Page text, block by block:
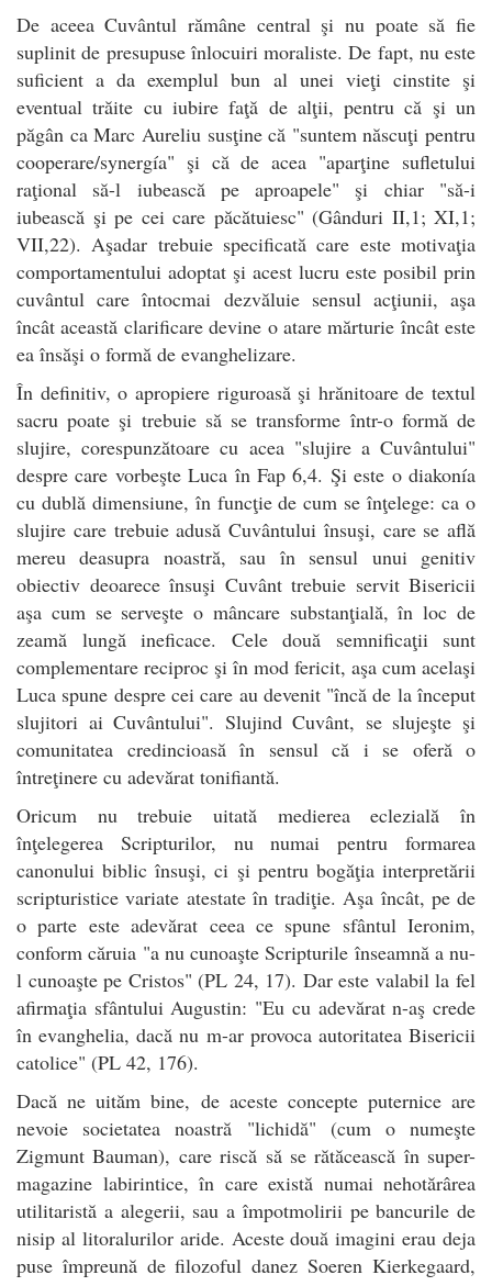
De aceea Cuvântul rămâne central şi nu poate să fie
suplinit de presupuse înlocuiri moraliste. De fapt, nu este
suficient a da exemplul bun al unei vieţi cinstite şi
eventual trăite cu iubire faţă de alţii, pentru că şi un
păgân ca Marc Aureliu susţine că "suntem născuţi pentru
cooperare/synergía" şi că de acea "aparţine sufletului
raţional să-l iubească pe aproapele" şi chiar "să-i
iubească şi pe cei care păcătuiesc" (Gânduri II,1; XI,1;
VII,22). Aşadar trebuie specificată care este motivaţia
comportamentului adoptat şi acest lucru este posibil prin
cuvântul care întocmai dezvăluie sensul acţiunii, aşa
încât această clarificare devine o atare mărturie încât este
ea însăşi o formă de evanghelizare.
În definitiv, o apropiere riguroasă şi hrănitoare de textul
sacru poate şi trebuie să se transforme într-o formă de
slujire, corespunzătoare cu acea "slujire a Cuvântului"
despre care vorbeşte Luca în Fap 6,4. Şi este o diakonía
cu dublă dimensiune, în funcţie de cum se înţelege: ca o
slujire care trebuie adusă Cuvântului însuşi, care se află
mereu deasupra noastră, sau în sensul unui genitiv
obiectiv deoarece însuşi Cuvânt trebuie servit Bisericii
aşa cum se serveşte o mâncare substanţială, în loc de
zeamă lungă ineficace. Cele două semnificaţii sunt
complementare reciproc şi în mod fericit, aşa cum acelaşi
Luca spune despre cei care au devenit "încă de la început
slujitori ai Cuvântului". Slujind Cuvânt, se slujeşte şi
comunitatea credincioasă în sensul că i se oferă o
întreţinere cu adevărat tonifiantă.
Oricum nu trebuie uitată medierea eclezială în
înţelegerea Scripturilor, nu numai pentru formarea
canonului biblic însuşi, ci şi pentru bogăţia interpretării
scripturistice variate atestate în tradiţie. Aşa încât, pe de
o parte este adevărat ceea ce spune sfântul Ieronim,
conform căruia "a nu cunoaşte Scripturile înseamnă a nu-
l cunoaşte pe Cristos" (PL 24, 17). Dar este valabil la fel
afirmaţia sfântului Augustin: "Eu cu adevărat n-aş crede
în evanghelia, dacă nu m-ar provoca autoritatea Bisericii
catolice" (PL 42, 176).
Dacă ne uităm bine, de aceste concepte puternice are
nevoie societatea noastră "lichidă" (cum o numeşte
Zigmunt Bauman), care riscă să se rătăcească în super-
magazine labirintice, în care există numai nehotărârea
utilitaristă a alegerii, sau a împotmolirii pe bancurile de
nisip al litoralurilor aride. Aceste două imagini erau deja
puse împreună de filozoful danez Soeren Kierkegaard,